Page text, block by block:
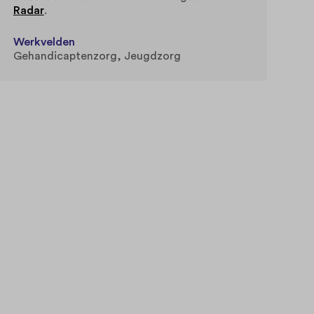
Radar.
Werkvelden
Gehandicaptenzorg
Jeugdzorg